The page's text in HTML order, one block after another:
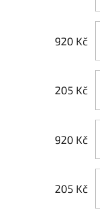
920 Kč
205 Kč
920 Kč
205 Kč